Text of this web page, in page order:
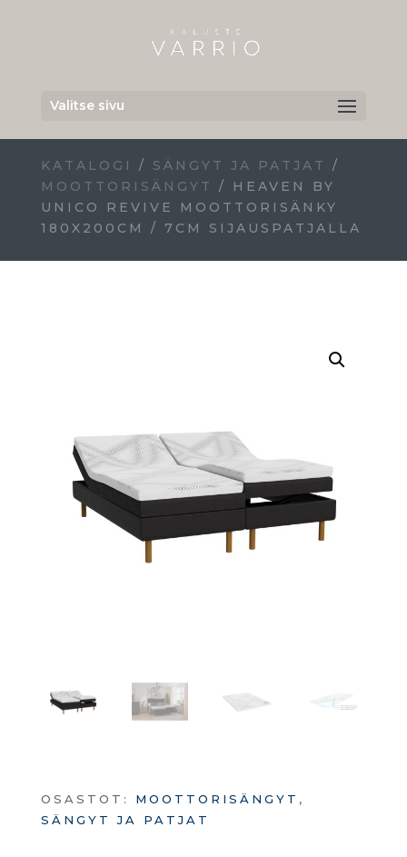
Valitse sivu
KATALOGI / SÄNGYT JA PATJAT
/
MOOTTORISÄNGYT
/ HEAVEN BY
UNICO REVIVE MOOTTORISÄNKY
180X200CM / 7CM SIJAUSPATJALLA
OSASTOT: MOOTTORISÄNGYT ,
SÄNGYT JA PATJAT